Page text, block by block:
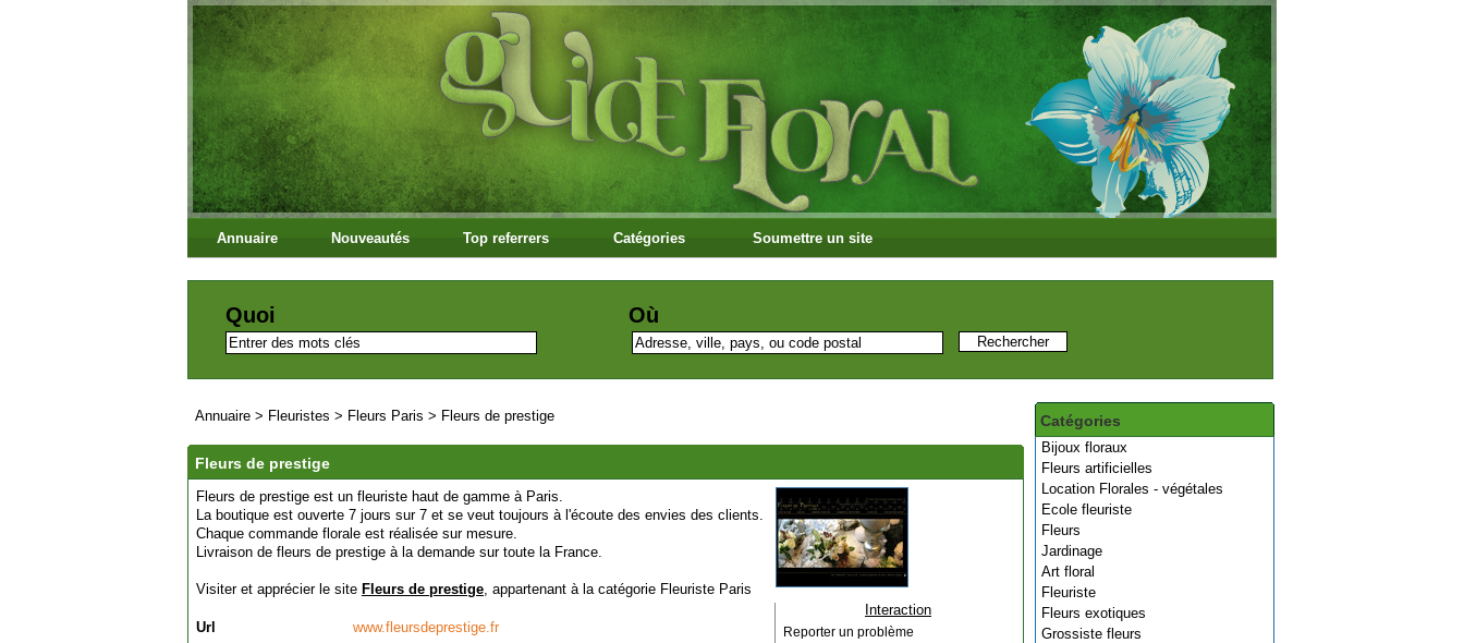
Annuaire Nouveautés Top referrers Catégories Soumettre un site
Quoi Où
Catégories
Bijoux floraux
Fleurs artificielles
Location Florales - végétales
Ecole fleuriste
Fleurs
Jardinage
Art floral
Fleuriste
Fleurs exotiques
Grossiste fleurs
Annuaire > Fleuristes > Fleurs Paris > Fleurs de prestige
Fleurs de prestige
Fleurs de prestige est un fleuriste haut de gamme à Paris.
La boutique est ouverte 7 jours sur 7 et se veut toujours à l'écoute des envies des clients.
Chaque commande florale est réalisée sur mesure.
Livraison de fleurs de prestige à la demande sur toute la France.
Visiter et apprécier le site Fleurs de prestige, appartenant à la catégorie Fleuriste Paris
Url
www.fleursdeprestige.fr
Interaction
Reporter un problème